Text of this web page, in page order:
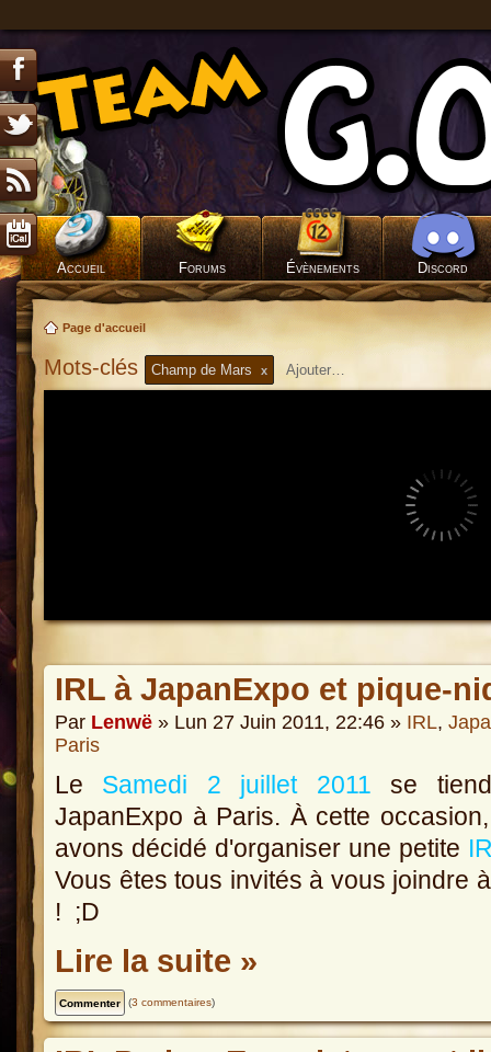
Accueil Forums Évènements Discord
Page d'accueil
Mots-clés Champ de Mars x
IRL à JapanExpo et pique-
Par Lenwë » Lun 27 Juin 2011, 22:46 » IRL,
Paris
Le Samedi 2 juillet 2011 se
JapanExpo à Paris. À cette
avons décidé d'organiser une petite
Vous êtes tous invités à vous joindre
! ;D
Lire la suite »
(3 commentaires)